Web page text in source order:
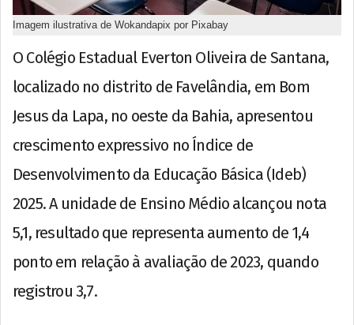
Imagem ilustrativa de Wokandapix por Pixabay
O Colégio Estadual Everton Oliveira de Santana,
localizado no distrito de Favelândia, em Bom
Jesus da Lapa, no oeste da Bahia, apresentou
crescimento expressivo no Índice de
Desenvolvimento da Educação Básica (Ideb)
2025. A unidade de Ensino Médio alcançou nota
5,1, resultado que representa aumento de 1,4
ponto em relação à avaliação de 2023, quando
registrou 3,7.